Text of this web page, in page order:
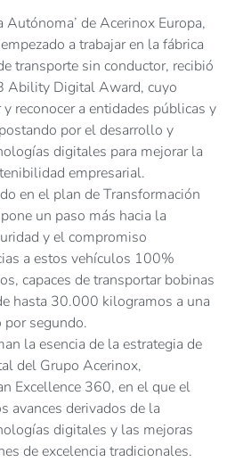
Autónoma’ de Acerinox Europa,
a trabajar en la fábrica
transporte sin conductor, recibió
Ability Digital Award, cuyo
reconocer a entidades públicas y
por el desarrollo y
digitales para mejorar la
empresarial.
en el plan de Transformación
un paso más hacia la
y el compromiso
a estos vehículos 100%
capaces de transportar bobinas
hasta 30.000 kilogramos a una
segundo.
la esencia de la estrategia de
del Grupo Acerinox,
Excellence 360, en el que el
avances derivados de la
digitales y las mejoras
de excelencia tradicionales.